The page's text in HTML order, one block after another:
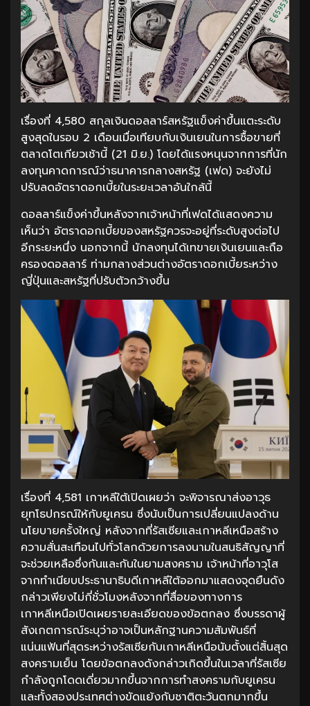
เรื่องที่ 4,580 สกุลเงินดอลลาร์สหรัฐแข็งค่าขึ้นแตะระดับ
สูงสุดในรอบ 2 เดือนเมื่อเทียบกับเงินเยนในการซื้อขายที่
ตลาดโตเกียวเช้านี้ (21 มิ.ย.) โดยได้แรงหนุนจากการที่นัก
ลงทุนคาดการณ์ว่าธนาคารกลางสหรัฐ (เฟด) จะยังไม่
ปรับลดอัตราดอกเบี้ยในระยะเวลาอันใกล้นี้
ดอลลาร์แข็งค่าขึ้นหลังจากเจ้าหน้าที่เฟดได้แสดงความ
เห็นว่า อัตราดอกเบี้ยของสหรัฐควรจะอยู่ที่ระดับสูงต่อไป
อีกระยะหนึ่ง นอกจากนี้ นักลงทุนได้เทขายเงินเยนและถือ
ครองดอลลาร์ ท่ามกลางส่วนต่างอัตราดอกเบี้ยระหว่าง
ญี่ปุ่นและสหรัฐที่ปรับตัวกว้างขึ้น
เรื่องที่ 4,581 เกาหลีใต้เปิดเผยว่า จะพิจารณาส่งอาวุธ
ยุทโธปกรณ์ให้กับยูเครน ซึ่งนับเป็นการเปลี่ยนแปลงด้าน
นโยบายครั้งใหญ่ หลังจากที่รัสเซียและเกาหลีเหนือสร้าง
ความสั่นสะเทือนไปทั่วโลกด้วยการลงนามในสนธิสัญญาที่
จะช่วยเหลือซึ่งกันและกันในยามสงคราม เจ้าหน้าที่อาวุโส
จากทำเนียบประธานาธิบดีเกาหลีใต้ออกมาแสดงจุดยืนดัง
กล่าวเพียงไม่กี่ชั่วโมงหลังจากที่สื่อของทางการ
เกาหลีเหนือเปิดเผยรายละเอียดของข้อตกลง ซึ่งบรรดาผู้
สังเกตการณ์ระบุว่าอาจเป็นหลักฐานความสัมพันธ์ที่
แน่นแฟ้นที่สุดระหว่างรัสเซียกับเกาหลีเหนือนับตั้งแต่สิ้นสุด
สงครามเย็น โดยข้อตกลงดังกล่าวเกิดขึ้นในเวลาที่รัสเซีย
กำลังถูกโดดเดี่ยวมากขึ้นจากการทำสงครามกับยูเครน
และทั้งสองประเทศต่างขัดแย้งกับชาติตะวันตกมากขึ้น